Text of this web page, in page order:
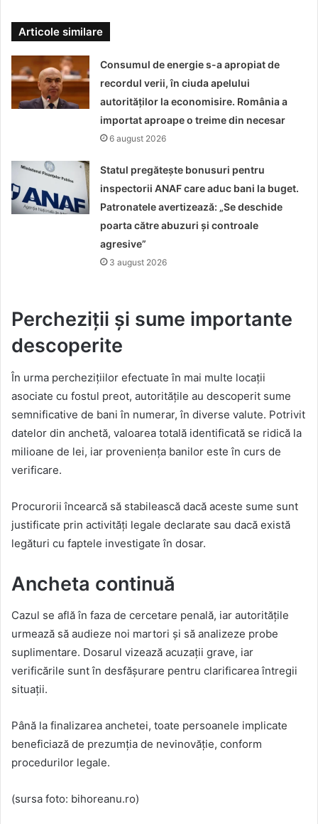
Articole similare
Consumul de energie s-a apropiat de
recordul verii, în ciuda apelului
autorităților la economisire. România a
importat aproape o treime din necesar
6 august 2026
Statul pregătește bonusuri pentru
inspectorii ANAF care aduc bani la buget.
Patronatele avertizează: „Se deschide
poarta către abuzuri și controale
agresive”
3 august 2026
Percheziții și sume importante
descoperite
În urma perchezițiilor efectuate în mai multe locații
asociate cu fostul preot, autoritățile au descoperit sume
semnificative de bani în numerar, în diverse valute. Potrivit
datelor din anchetă, valoarea totală identificată se ridică la
milioane de lei, iar proveniența banilor este în curs de
verificare.
Procurorii încearcă să stabilească dacă aceste sume sunt
justificate prin activități legale declarate sau dacă există
legături cu faptele investigate în dosar.
Ancheta continuă
Cazul se află în faza de cercetare penală, iar autoritățile
urmează să audieze noi martori și să analizeze probe
suplimentare. Dosarul vizează acuzații grave, iar
verificările sunt în desfășurare pentru clarificarea întregii
situații.
Până la finalizarea anchetei, toate persoanele implicate
beneficiază de prezumția de nevinovăție, conform
procedurilor legale.
(sursa foto: bihoreanu.ro)